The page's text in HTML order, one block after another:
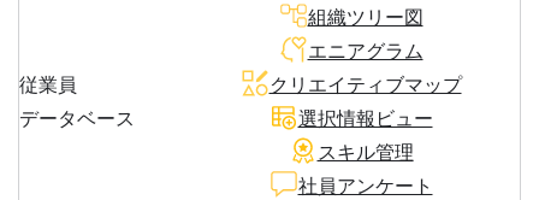
従業員
データベース
組織ツリー図
エニアグラム
クリエイティブマップ
選択情報ビュー
スキル管理
社員アンケート